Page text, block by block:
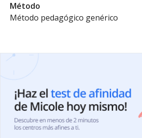
Método
Método pedagógico genérico